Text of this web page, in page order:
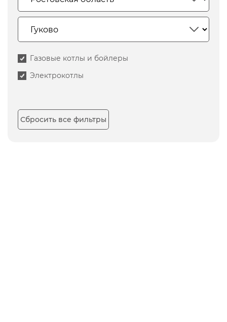
Газовые котлы и бойлеры
Электрокотлы
Сбросить все фильтры